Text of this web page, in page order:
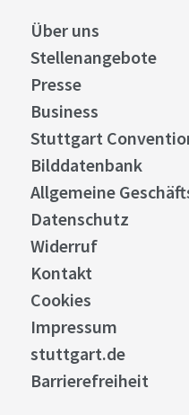
Über uns
Stellenangebote
Presse
Business
Stuttgart
Bilddatenbank
Allgemeine
Datenschutz
Widerruf
Kontakt
Cookies
Impressum
stuttgart.de
Barrierefreiheit